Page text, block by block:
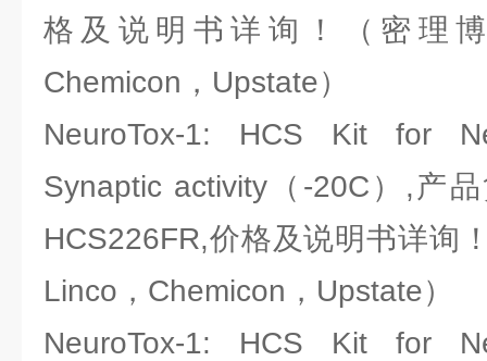
格及说明书详询！（密理博
Chemicon，Upstate）
NeuroTox-1: HCS Kit for
Synaptic activity（-20C）,产
HCS226FR,价格及说明书详询
Linco，Chemicon，Upstate）
NeuroTox-1: HCS Kit for